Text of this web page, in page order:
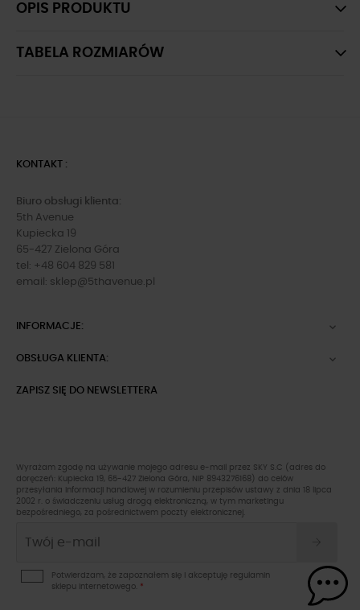
OPIS PRODUKTU
TABELA ROZMIARÓW
KONTAKT :
Biuro obsługi klienta:
5th Avenue
Kupiecka 19
65-427 Zielona Góra
tel: +48 604 829 581
email: sklep@5thavenue.pl
INFORMACJE: 
OBSŁUGA KLIENTA: 
ZAPISZ SIĘ DO NEWSLETTERA
Wyrażam zgodę na używanie mojego adresu e-mail przez SKY S.C (adres do
doręczeń: Kupiecka 19, 65-427 Zielona Góra, NIP 8943276168) do celów
przesyłania informacji handlowej w rozumieniu przepisów ustawy z dnia 18 lipca
2002 r. o świadczeniu usług drogą elektroniczną, w tym marketingu
bezpośredniego, za pośrednictwem poczty elektronicznej.
Potwierdzam, że zapoznałem się i akceptuję regulamin
sklepu internetowego. *